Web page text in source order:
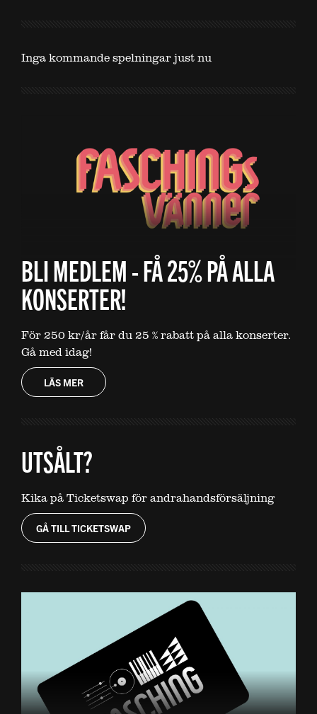
Inga kommande spelningar just nu
BLI MEDLEM - FÅ 25% PÅ ALLA
KONSERTER!
För 250 kr/år får du 25 % rabatt på alla konserter.
Gå med idag!
LÄS MER
UTSÅLT?
Kika på Ticketswap för andrahandsförsäljning
GÅ TILL TICKETSWAP